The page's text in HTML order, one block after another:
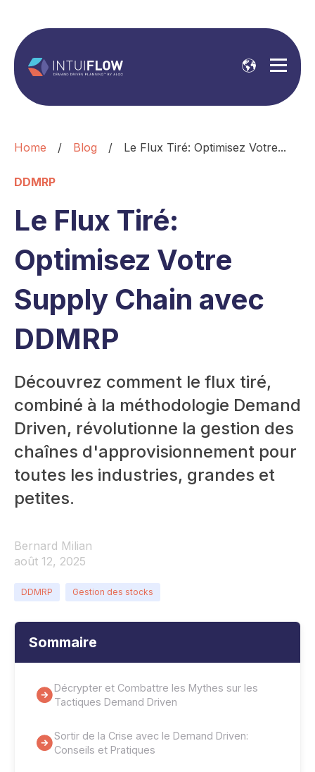
Home / Blog / Le Flux Tiré: Optimisez Votre...
DDMRP
Le Flux Tiré:
Optimisez Votre
Supply Chain avec
DDMRP
Découvrez comment le flux tiré,
combiné à la méthodologie Demand
Driven, révolutionne la gestion des
chaînes d'approvisionnement pour
toutes les industries, grandes et
petites.
Bernard Milian
août 12, 2025
DDMRP Gestion des stocks
Sommaire
Décrypter et Combattre les Mythes sur les
Tactiques Demand Driven
Sortir de la Crise avec le Demand Driven:
Conseils et Pratiques